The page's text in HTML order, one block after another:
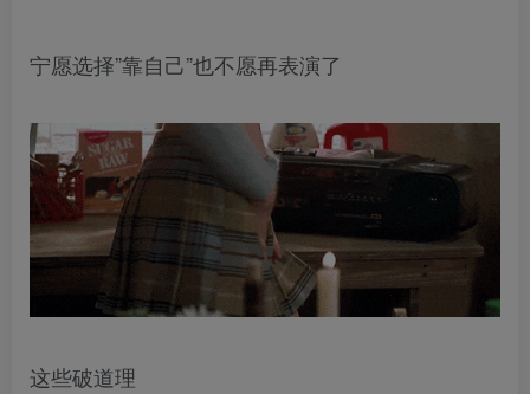
宁愿选择”靠自己”也不愿再表演了
这些破道理